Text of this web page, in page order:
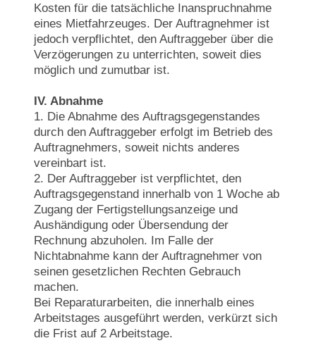
Kosten für die tatsächliche Inanspruchnahme
eines Mietfahrzeuges. Der Auftragnehmer ist
jedoch verpflichtet, den Auftraggeber über die
Verzögerungen zu unterrichten, soweit dies
möglich und zumutbar ist.
IV. Abnahme
1. Die Abnahme des Auftragsgegenstandes
durch den Auftraggeber erfolgt im Betrieb des
Auftragnehmers, soweit nichts anderes
vereinbart ist.
2. Der Auftraggeber ist verpflichtet, den
Auftragsgegenstand innerhalb von 1 Woche ab
Zugang der Fertigstellungsanzeige und
Aushändigung oder Übersendung der
Rechnung abzuholen. Im Falle der
Nichtabnahme kann der Auftragnehmer von
seinen gesetzlichen Rechten Gebrauch
machen.
Bei Reparaturarbeiten, die innerhalb eines
Arbeitstages ausgeführt werden, verkürzt sich
die Frist auf 2 Arbeitstage.